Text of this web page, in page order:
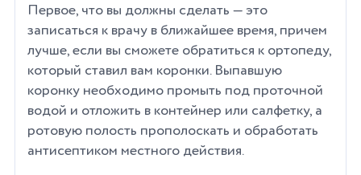
Первое, что вы должны сделать — это
записаться к врачу в ближайшее время, причем
лучше, если вы сможете обратиться к ортопеду,
который ставил вам коронки. Выпавшую
коронку необходимо промыть под проточной
водой и отложить в контейнер или салфетку, а
ротовую полость прополоскать и обработать
антисептиком местного действия.